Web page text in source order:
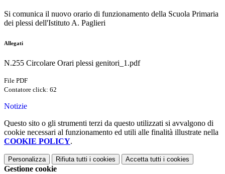
Si comunica il nuovo orario di funzionamento della Scuola Primaria
dei plessi dell'Istituto A. Paglieri
Allegati
N.255 Circolare Orari plessi genitori_1.pdf
File PDF
Contatore click: 62
Notizie
Questo sito o gli strumenti terzi da questo utilizzati si avvalgono di
cookie necessari al funzionamento ed utili alle finalità illustrate nella
COOKIE POLICY.
Personalizza Rifiuta tutti i cookies Accetta tutti i cookies
Gestione cookie